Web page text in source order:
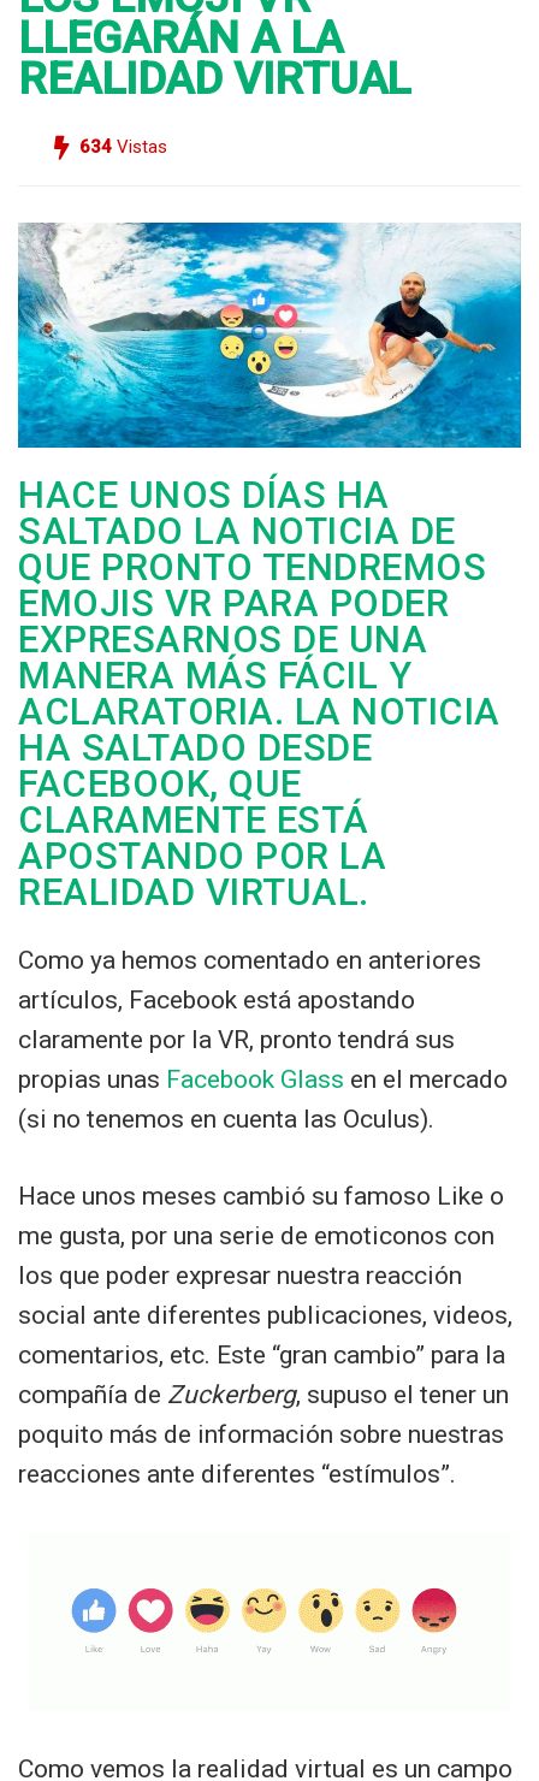
LLEGARÁN A LA
REALIDAD VIRTUAL
634 Vistas
HACE UNOS DÍAS HA
SALTADO LA NOTICIA DE
QUE PRONTO TENDREMOS
EMOJIS VR PARA PODER
EXPRESARNOS DE UNA
MANERA MÁS FÁCIL Y
ACLARATORIA. LA NOTICIA
HA SALTADO DESDE
FACEBOOK, QUE
CLARAMENTE ESTÁ
APOSTANDO POR LA
REALIDAD VIRTUAL.
Como ya hemos comentado en anteriores
artículos, Facebook está apostando
claramente por la VR, pronto tendrá sus
propias unas Facebook Glass en el mercado
(si no tenemos en cuenta las Oculus).
Hace unos meses cambió su famoso Like o
me gusta, por una serie de emoticonos con
los que poder expresar nuestra reacción
social ante diferentes publicaciones, videos,
comentarios, etc. Este “gran cambio” para la
compañía de Zuckerberg, supuso el tener un
poquito más de información sobre nuestras
reacciones ante diferentes “estímulos”.
Como vemos la realidad virtual es un campo